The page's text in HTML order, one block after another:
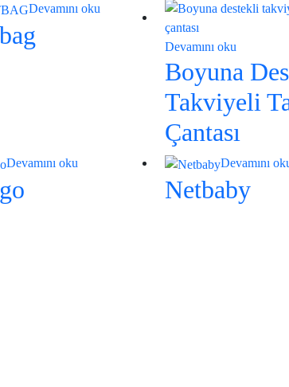
Devamını oku
Devamını oku
Boyuna
Takviyeli
Çantası
Devamını oku Devamını
Netbaby